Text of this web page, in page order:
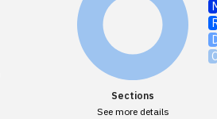
Sections
See more details